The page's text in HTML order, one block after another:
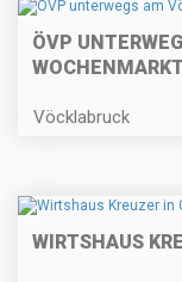
ÖVP
WOCHENMARKT
Vöcklabruck
WIRTSHAUS